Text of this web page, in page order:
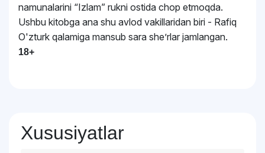
namunalarini “Izlam” rukni ostida chop etmoqda.
Ushbu kitobga ana shu avlod vakillaridan biri - Rafiq
O'zturk qalamiga mansub sara sheʼrlar jamlangan.
18+
Xususiyatlar